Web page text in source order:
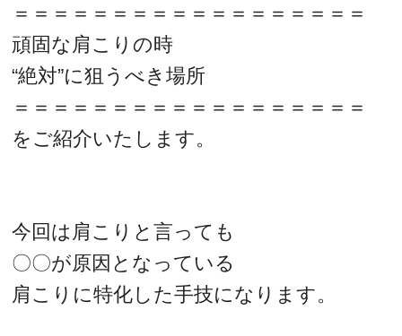
＝＝＝＝＝＝＝＝＝＝＝＝＝＝＝＝＝＝
頑固な肩こりの時
“絶対”に狙うべき場所
＝＝＝＝＝＝＝＝＝＝＝＝＝＝＝＝＝＝
をご紹介いたします。
今回は肩こりと言っても
〇〇が原因となっている
肩こりに特化した手技になります。